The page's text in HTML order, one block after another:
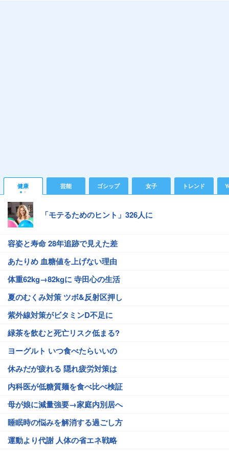
健康 芸能 ゴシップ 女子 トレンド
「モテるためのヒント」326人に
容姿と寿命 28年追跡で見えた差
あたりめ 血糖値を上げない理由
体重62kg→82kgに 寺田心の生活
夏のむくみ対策 ツボ&反射区押し
紫外線対策がビタミンD不足に
緑茶を飲むと死亡リスク低まる?
ヨーグルト いつ食べたらいいの
休みだが疲れる 隠れ疲労対策は
内科医が低糖質麺を食べ比べ検証
母が娘に減量強要→家庭内別居へ
睡眠時の悩みを解消する過ごし方
運動より代謝 人体の省エネ戦略